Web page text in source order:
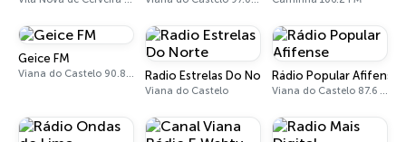
Geice FM
Viana do Castelo 90.8 FM Radio Estrelas Do Norte
Viana do Castelo
Rádio Popular Afifense
Viana do Castelo 87.6 FM